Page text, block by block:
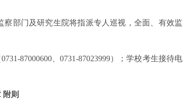
察部门及研究生院将指派专人巡视，全面、有效监
0731-87000600、0731-87023999）；学校考生接待电
附则